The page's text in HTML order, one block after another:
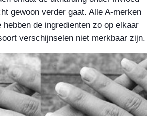
gewoon verder gaat. Alle A-merken
hebben de ingredienten zo op elkaar
verschijnselen niet merkbaar zijn.